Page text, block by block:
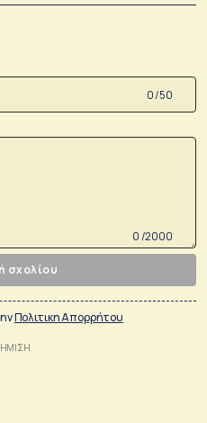
0 /50
0 /2000
σχολίου
Πολιτικη Απορρήτου